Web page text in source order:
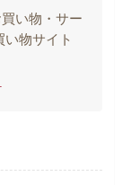
い物・サー
い物サイト